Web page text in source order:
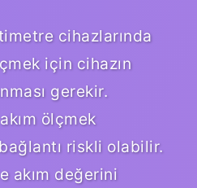
cihazlarında
için cihazın
gerekir.
ölçmek
riskli olabilir.
akım değerini